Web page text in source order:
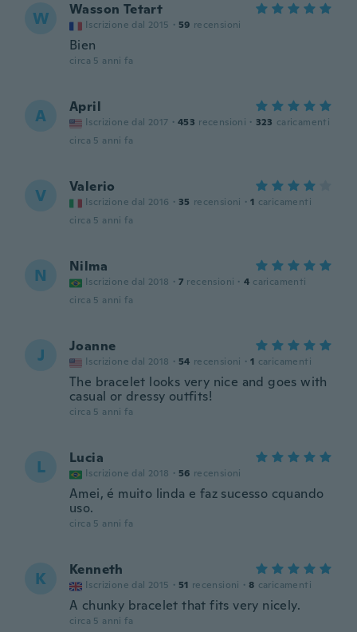
W Wasson Tetart
Iscrizione dal 2015 · 59 recensioni
Bien
circa 5 anni fa
A April
Iscrizione dal 2017 · 453 recensioni · 323 caricamenti
circa 5 anni fa
V Valerio
Iscrizione dal 2016 · 35 recensioni · 1 caricamenti
circa 5 anni fa
N Nilma
Iscrizione dal 2018 · 7 recensioni · 4 caricamenti
circa 5 anni fa
J Joanne
Iscrizione dal 2018 · 54 recensioni · 1 caricamenti
The bracelet looks very nice and goes with
casual or dressy outfits!
circa 5 anni fa
L Lucia
Iscrizione dal 2018 · 56 recensioni
Amei, é muito linda e faz sucesso cquando
uso.
circa 5 anni fa
K Kenneth
Iscrizione dal 2015 · 51 recensioni · 8 caricamenti
A chunky bracelet that fits very nicely.
circa 5 anni fa